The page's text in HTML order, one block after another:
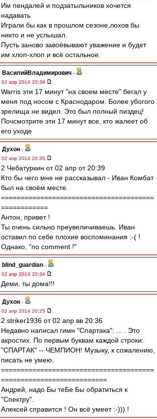
Им пендалей и подзатыльников хочется
надавать
Играли бы как в прошлом сезоне,лохов бы
никто и не услышал.
Пусть заново завоёвывают уважение и будет
им хлоп-хлоп и всё остальное.
ВасилийВладимирович -
02 апр 2014 20:39
Warris эти 17 минут "на своем месте" бегал у
меня под носом с Краснодаром. Более убогого
зрелища не видел. Это был полный пиздец!
Почсмотрите эти 17 минут все, кто жалеет об
его уходе
Духон -
02 апр 2014 20:35
2 Чебатуркин от 02 апр от 20:39
Кто бы чего мне не рассказывал - Иван Комбат
был на своём месте.
=======================================
============
Антон, привет !
Ты очень сильно преувеличиваешь. Иван
оставил по себе плохие воспоминания :-( !
Однако, "no comment !"
blind_guardian -
02 апр 2014 20:34
Деми, ты дома!!!
Духон -
02 апр 2014 20:25
2 striker1936 от 02 апр вв 20:36
Недавно написал гимн "Спартака": ... . Это
акростих. По первым буквам каждой строки:
"СПАРТАК" -- ЧЕМПИОН! Музыку, к сожалению,
писать не умею.
=======================================
===========================
Андрей, надо Бы теБе Бы обратиться к
"Спектру".
Алексей справится ! Он всё умеет :-))) !